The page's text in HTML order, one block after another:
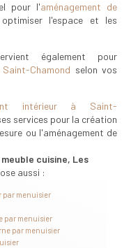
pour l'aménagement de
l'espace et les
également pour
Chamond selon vos
intérieur à Saint-
services pour la création
ou l'aménagement de
cuisine, Les
aussi :
par menuisier
par menuisier
par menuisier